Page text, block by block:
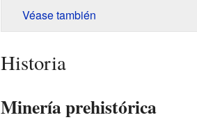
Véase también
Historia
Minería prehistórica